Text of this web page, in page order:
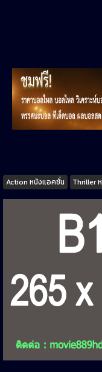
Tags
Action หนังแอคชั่น Thriller